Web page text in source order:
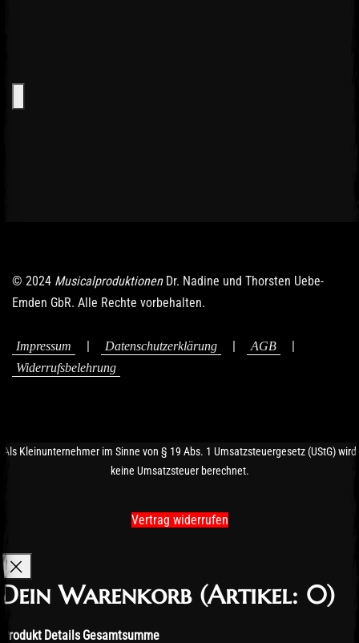
© 2024 MusicalproduktionenDr. Nadine und Thorsten Uebe-
Emden GbR. Alle Rechte vorbehalten.
Impressum Datenschutzerklärung AGB
Widerrufsbelehrung
Als Kleinunternehmer im Sinne von § 19 Abs. 1 Umsatzsteuergesetz (UStG) wird
keine Umsatzsteuer berechnet.
Vertrag widerrufen
Dein Warenkorb (Artikel: 0)
Produkt Details Gesamtsumme